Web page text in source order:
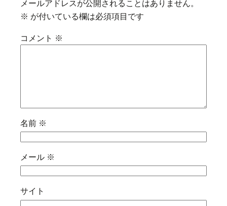
メールアドレスが公開されることはありません。
※ が付いている欄は必須項目です
コメント ※
名前 ※
メール ※
サイト